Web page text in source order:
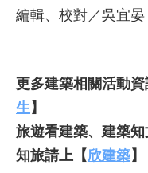
編輯、校對／吳宜晏
更多建築相關活動
生】
旅遊看建築、建築
知旅請上【欣建築】